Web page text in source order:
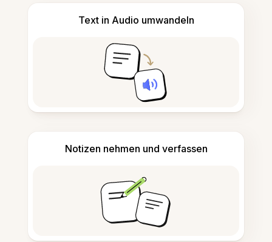
Text in Audio umwandeln
Notizen nehmen und verfassen